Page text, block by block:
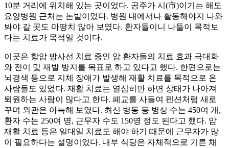
10분 거리에 위치해 있는 곳이었다. 공주가 시(市)이기는 해도
요양병원 근처는 논밭이었다. 병원 내에서나 활동해야지 나와
봐야 갈 곳도 마땅치 않아 보였다. 환자들이니 나들이 목적보
다는 치료가 목적일 것이다.
이곳은 항암 방사선 치료 중인 암 환자들의 치료 효과 극대화
와 전이 및 재발 방지를 목표로 하고 있다고 했다. 한편으로는
뇌경색 등으로 지체 장애가 발생해 재활 치료를 목적으로 온
사람들도 있었다. 재활 치료는 열심히만 하면 상태가 나아져
퇴원하는 사람이 많다고 한다. 폐교를 사들여 펜션처럼 새로
꾸며 외관은 아늑해 보였다. 최신 병동 등 병상 수는 450여 개,
환자 수는 250여 명, 근무자 수도 150명 정도 된다고 했다. 암
재활 치료 등은 일대일 치료도 해야 하기 때문에 근무자가 많
이 필요하다는 설명이었다. 내부 식당은 자체적으로 기른 채